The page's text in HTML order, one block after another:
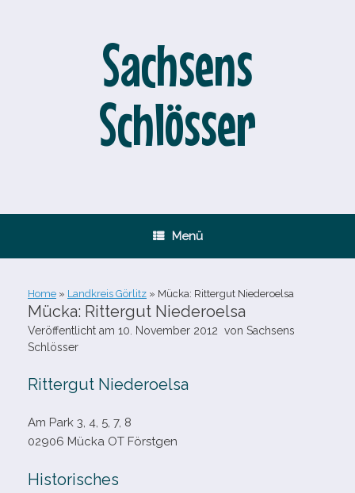
Sachsens
Schlösser
Menü
Home » Landkreis Görlitz » Mücka: Rittergut Niederoelsa
Mücka: Rittergut Niederoelsa
Veröffentlicht am 10. November 2012 von Sachsens
Schlösser
Rittergut Niederoelsa
Am Park 3, 4, 5, 7, 8
02906 Mücka OT Förstgen
Historisches